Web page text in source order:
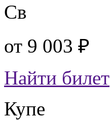
Св
от 9 003 ₽
Найти билет
Купе